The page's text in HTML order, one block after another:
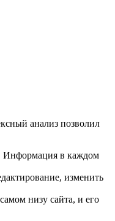
анализ позволил
Информация в каждом
изменить
низу сайта, и его